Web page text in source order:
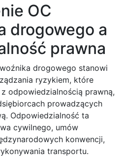
OC
drogowego a
prawna
drogowego stanowi
ryzykiem, które
odpowiedzialnością prawną,
prowadzących
Odpowiedzialność ta
cywilnego, umów
konwencji,
transportu.